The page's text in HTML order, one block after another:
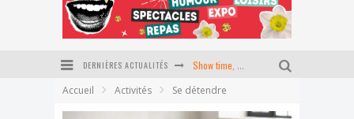
DERNIÈRES ACTUALITÉS Show time, école du P'tit coin
Accueil Activités Se détendre